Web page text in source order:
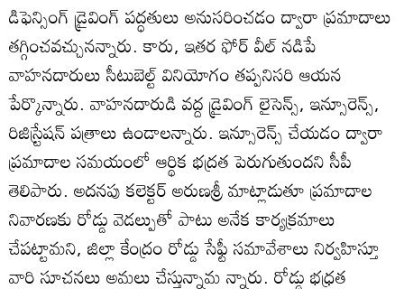
డిఫెన్సింగ్‌ డ్రైవింగ్‌ పద్ధతులు అనుసరించడం ద్వారా ప్రమాదాలు
తగ్గించవచ్చునన్నారు. కారు, ఇతర ఫోర్‌ వీల్‌ నడిపే
వాహనదారులు సీటుబెల్ట్‌ వినియోగం తప్పనిసరి ఆయన
పేర్కొన్నారు. వాహనదారుడి వద్ద డ్రైవింగ్‌ లైసెన్స్‌, ఇన్సూరెన్స్‌,
రిజిస్ర్టేషన్‌ పత్రాలు ఉండాలన్నారు. ఇన్సూరెన్స్‌ చేయడం ద్వారా
ప్రమాదాల సమయంలో ఆర్థిక భద్రత పెరుగుతుందని సీపీ
తెలిపారు. అదనపు కలెక్టర్‌ అరుణశ్రీ మాట్లాడుతూ ప్రమాదాల
నివారణకు రోడ్డు వెడల్పుతో పాటు అనేక కార్యక్రమాలు
చేపట్టామని, జిల్లా కేంద్రం రోడ్డు సేఫ్టీ సమావేశాలు నిర్వహిస్తూ
వారి సూచనలు అమలు చేస్తున్నామ న్నారు. రోడ్డు భధ్రత